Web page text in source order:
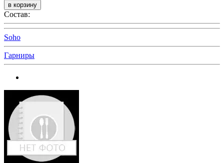
Состав:
Soho
Гарниры